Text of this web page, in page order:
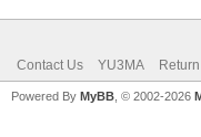
Contact Us YU3MA
Powered By MyBB , © 2002-2026